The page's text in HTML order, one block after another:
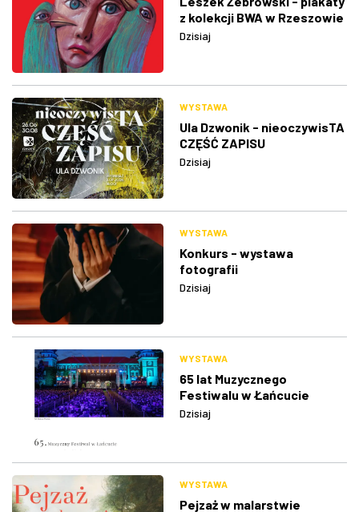
z kolekcji BWA w Rzeszowie
Dzisiaj
WYSTAWA
Ula Dzwonik - nieoczywisTA
CZĘŚĆ ZAPISU
Dzisiaj
WYSTAWA
Konkurs - wystawa
fotografii
Dzisiaj
WYSTAWA
65 lat Muzycznego
Festiwalu w Łańcucie
Dzisiaj
WYSTAWA
Pejzaż w malarstwie